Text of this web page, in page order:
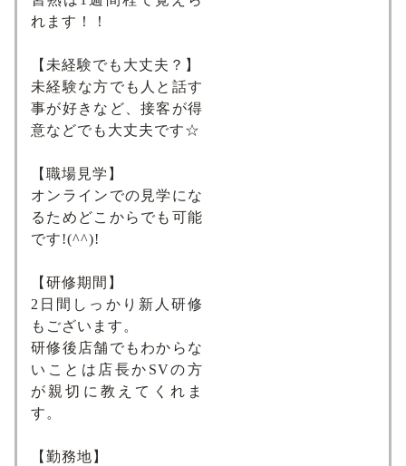
れます！！
【未経験でも大丈夫？】
未経験な方でも人と話す
事が好きなど、接客が得
意などでも大丈夫です☆
【職場見学】
オンラインでの見学にな
るためどこからでも可能
です!(^^)!
【研修期間】
2日間しっかり新人研修
もございます。
研修後店舗でもわからな
いことは店長かSVの方
が親切に教えてくれま
す。
【勤務地】